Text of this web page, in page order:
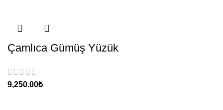
Çamlıca Gümüş Yüzük
₺